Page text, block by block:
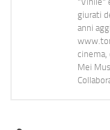
giurati
anni
cinema,
Mei